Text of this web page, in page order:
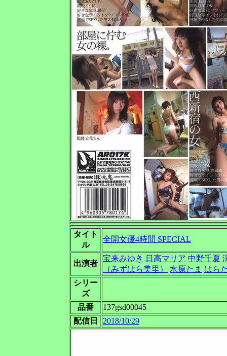
タイト
ル
全開女優4時間 SPECIAL
出演者
宝来みゆき 日高マリア 中野千夏
（みずはら美里）
水原たま はら
シリー
ズ
品番
137gsd00045
配信日
2018/10/29